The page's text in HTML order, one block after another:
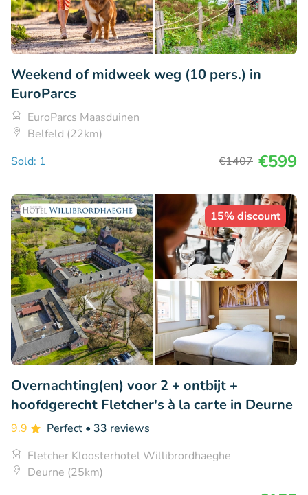
Weekend of midweek weg (10 pers.) in
EuroParcs
EuroParcs Maasduinen
Belfeld (22km)
Sold: 1
€1407 €599
15% discount
Overnachting(en) voor 2 + ontbijt +
hoofdgerecht Fletcher's à la carte in Deurne
9.9 Perfect • 33 reviews
Fletcher Kloosterhotel Willibrordhaeghe
Deurne (25km)